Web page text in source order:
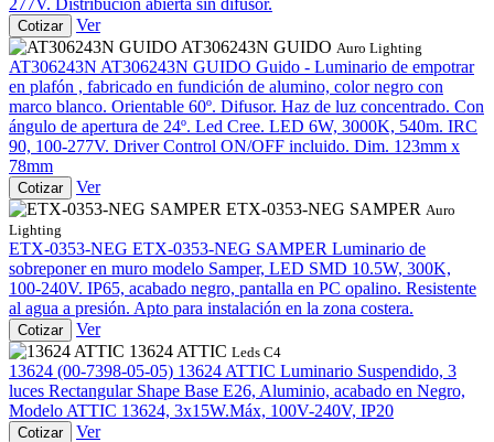
Cotizar
Ver
AT306243N GUIDO Auro Lighting
AT306243N AT306243N GUIDO Guido - Luminario de empotrar
en plafón , fabricado en fundición de alumino, color negro con
marco blanco. Orientable 60º. Difusor. Haz de luz concentrado. Con
ángulo de apertura de 24º. Led Cree. LED 6W, 3000K, 540m. IRC
90, 100-277V. Driver Control ON/OFF incluido. Dim. 123mm x
78mm
Cotizar
Ver
ETX-0353-NEG SAMPER Auro
Lighting
ETX-0353-NEG ETX-0353-NEG SAMPER Luminario de
sobreponer en muro modelo Samper, LED SMD 10.5W, 300K,
100-240V. IP65, acabado negro, pantalla en PC opalino. Resistente
al agua a presión. Apto para instalación en la zona costera.
Cotizar
Ver
13624 ATTIC Leds C4
13624 (00-7398-05-05) 13624 ATTIC Luminario Suspendido, 3
luces Rectangular Shape Base E26, Aluminio, acabado en Negro,
Modelo ATTIC 13624, 3x15W.Máx, 100V-240V, IP20
Cotizar
Ver